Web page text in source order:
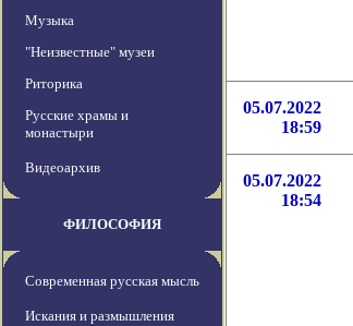
Музыка
"Неизвестные" музеи
Риторика
Русские храмы и
монастыри
Видеоархив
ФИЛОСОФИЯ
Современная русская мысль
Искания и размышления
05.07.2022
18:59
05.07.2022
18:54